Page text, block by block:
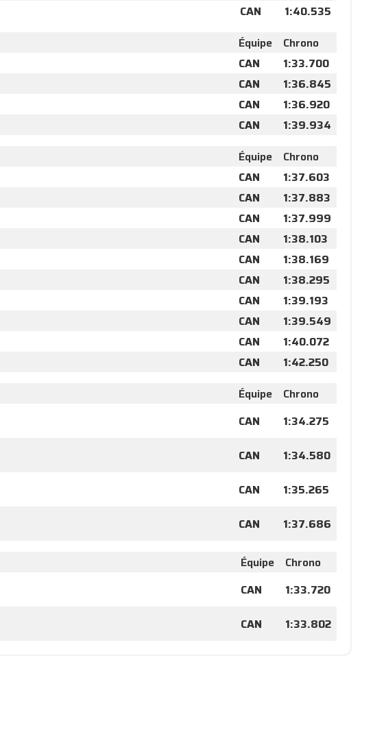
CAN
1:40.535
Équipe
Chrono
CAN
1:33.700
CAN
1:36.845
CAN
1:36.920
CAN
1:39.934
Équipe
Chrono
CAN
1:37.603
CAN
1:37.883
CAN
1:37.999
CAN
1:38.103
CAN
1:38.169
CAN
1:38.295
CAN
1:39.193
CAN
1:39.549
CAN
1:40.072
CAN
1:42.250
Équipe
Chrono
CAN
1:34.275
CAN
1:34.580
CAN
1:35.265
CAN 1:37.686
Équipe
Chrono
CAN
1:33.720
CAN 1:33.802